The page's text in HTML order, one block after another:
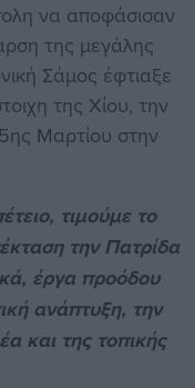
να αποφάσισαν
της μεγάλης
Σάμος έφτιαξε
της Χίου, την
Μαρτίου στην
τιμούμε το
την Πατρίδα
έργα προόδου
ανάπτυξη, την
και της τοπικής